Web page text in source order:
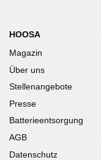
HOOSA
Magazin
Über uns
Stellenangebote
Presse
Batterieentsorgung
AGB
Datenschutz